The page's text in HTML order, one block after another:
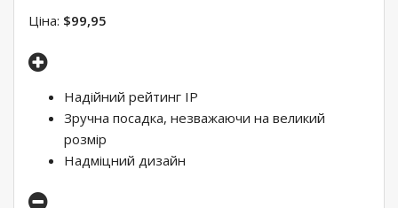
Ціна: $99,95
Надійний рейтинг IP
Зручна посадка, незважаючи на великий
розмір
Надміцний дизайн